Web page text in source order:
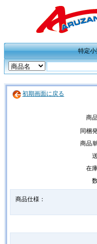
特定
初期画面に戻る
商
同梱
商品
在
商品仕様：